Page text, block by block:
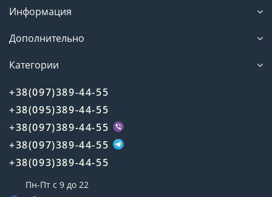
Информация
Дополнительно
Категории
+38(097)389-44-55
+38(095)389-44-55
+38(097)389-44-55
+38(097)389-44-55
+38(093)389-44-55
Пн-Пт с 9 до 22